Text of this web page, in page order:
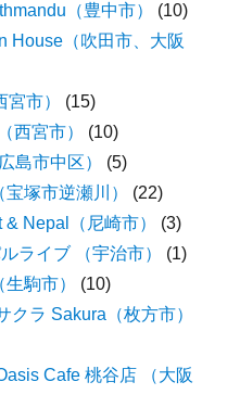
（豊中市）
(10)
House（吹田市、大阪
市）
(15)
西宮市）
(10)
島市中区）
(5)
塚市逆瀬川）
(22)
Nepal（尼崎市）
(3)
ライブ （宇治市）
(1)
駒市）
(10)
クラ Sakura（枚方市）
Cafe 桃谷店 （大阪